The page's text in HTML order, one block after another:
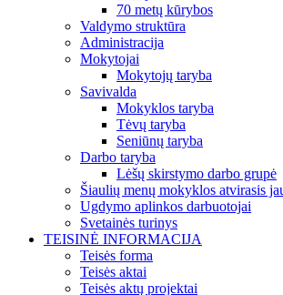
70 metų kūrybos
Valdymo struktūra
Administracija
Mokytojai
Mokytojų taryba
Savivalda
Mokyklos taryba
Tėvų taryba
Seniūnų taryba
Darbo taryba
Lėšų skirstymo darbo grupė
Šiaulių menų mokyklos atvirasis
Ugdymo aplinkos darbuotojai
Svetainės turinys
TEISINĖ INFORMACIJA
Teisės forma
Teisės aktai
Teisės aktų projektai